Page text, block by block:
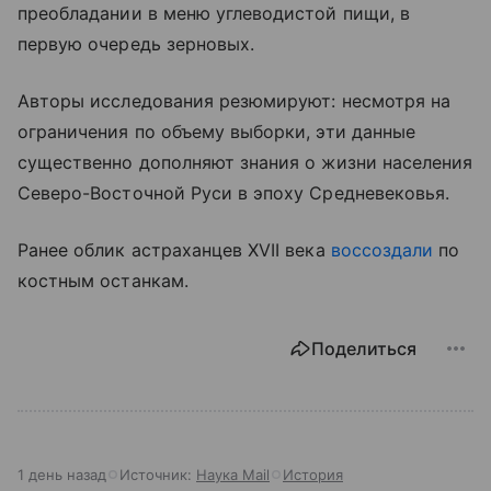
преобладании в меню углеводистой пищи, в
первую очередь зерновых.
Авторы исследования резюмируют: несмотря на
ограничения по объему выборки, эти данные
существенно дополняют знания о жизни населения
Северо-Восточной Руси в эпоху Средневековья.
Ранее облик астраханцев XVII века воссоздали по
костным останкам.
Поделиться
1 день назад Источник: Наука Mail История